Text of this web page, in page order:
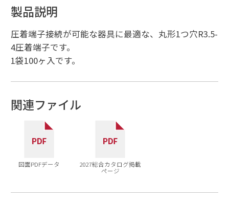
製品説明
圧着端子接続が可能な器具に最適な、丸形1つ穴R3.5-
4圧着端子です。
1袋100ヶ入です。
関連ファイル
図面PDFデータ
2027総合カタログ掲載
ページ